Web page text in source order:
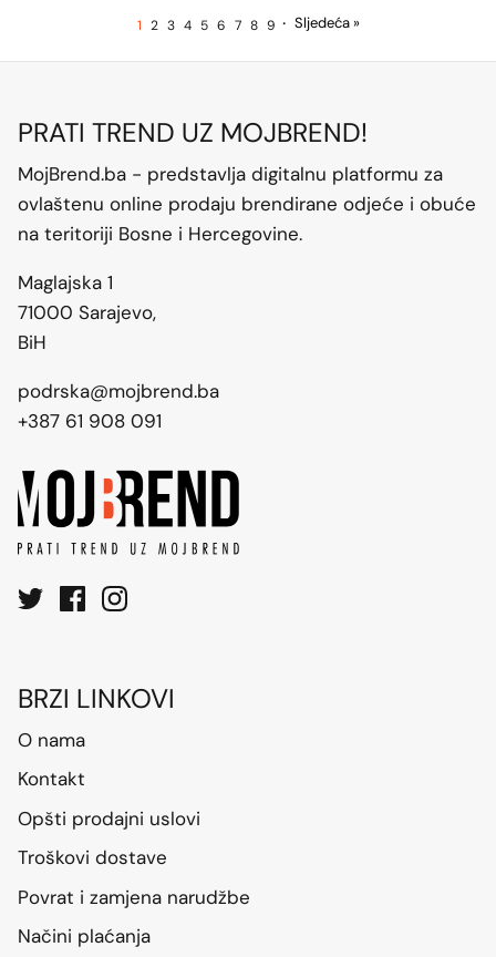
1 2 3 4 5 6 7 8 9 · Sljedeća »
PRATI TREND UZ MOJBREND!
MojBrend.ba - predstavlja digitalnu platformu za
ovlaštenu online prodaju brendirane odjeće i obuće
na teritoriji Bosne i Hercegovine.
Maglajska 1
71000 Sarajevo,
BiH
podrska@mojbrend.ba
+387 61 908 091
BRZI LINKOVI
O nama
Kontakt
Opšti prodajni uslovi
Troškovi dostave
Povrat i zamjena narudžbe
Načini plaćanja